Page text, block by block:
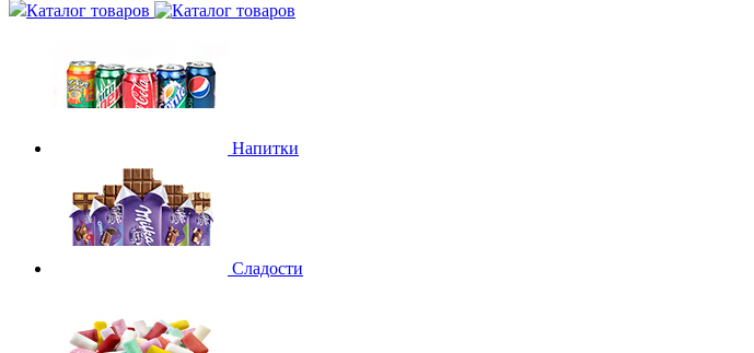
Каталог товаров
Напитки
Сладости